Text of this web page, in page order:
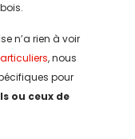
n’a rien à voir
, nous
pour
ou ceux de